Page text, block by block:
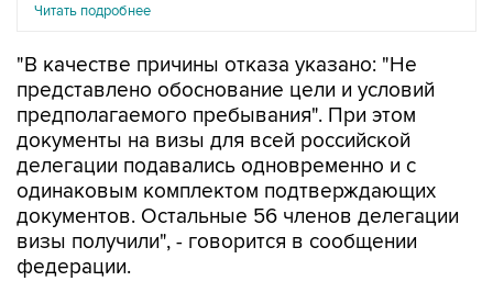
Читать подробнее
"В качестве причины отказа указано: "Не
представлено обоснование цели и условий
предполагаемого пребывания". При этом
документы на визы для всей российской
делегации подавались одновременно и с
одинаковым комплектом подтверждающих
документов. Остальные 56 членов делегации
визы получили", - говорится в сообщении
федерации.